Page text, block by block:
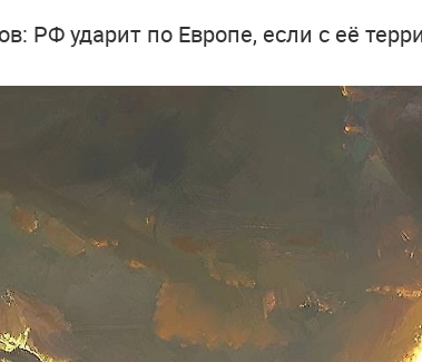
РФ ударит по Европе, если с её